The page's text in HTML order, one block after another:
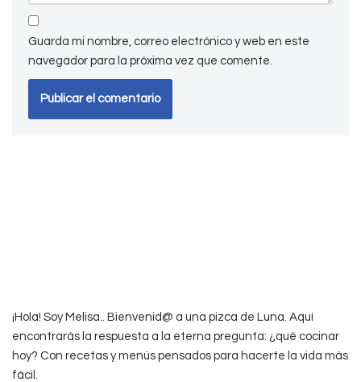
Guarda mi nombre, correo electrónico y web en este
navegador para la próxima vez que comente.
¡Hola! Soy Melisa.. Bienvenid@ a una pizca de Luna. Aquí
encontrarás la respuesta a la eterna pregunta: ¿qué cocinar
hoy? Con recetas y menús pensados para hacerte la vida más
fácil.